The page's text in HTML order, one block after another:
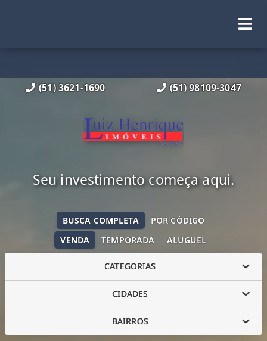
(51) 3621-1690 (51) 98109-3047
Seu investimento começa aqui.
VENDA TEMPORADA ALUGUEL
BUSCA COMPLETA POR CÓDIGO
CATEGORIAS
CIDADES
BAIRROS